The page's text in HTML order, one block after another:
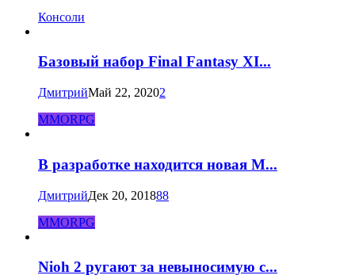
Консоли
Базовый набор Final Fantasy XI...
ДмитрийМай 22, 20202
MMORPG
В разработке находится новая M...
ДмитрийДек 20, 201888
MMORPG
Nioh 2 ругают за невыносимую с...